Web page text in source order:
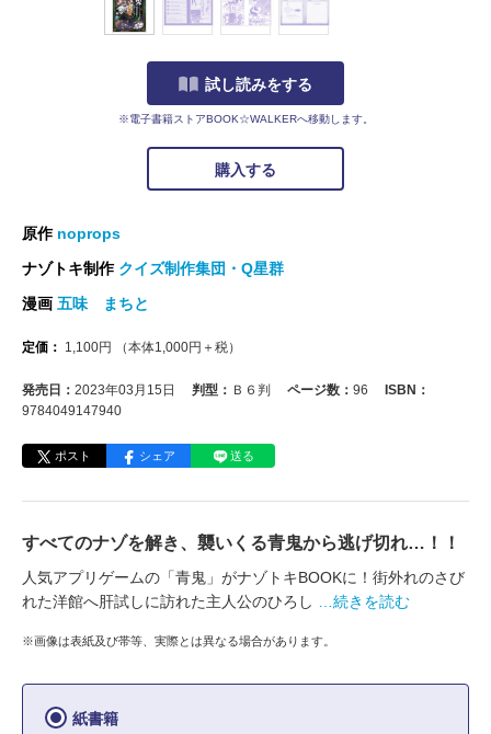
試し読みをする
※電子書籍ストアBOOK☆WALKERへ移動します。
購入する
原作 noprops
ナゾトキ制作 クイズ制作集団・Q星群
漫画 五味 まちと
定価： 1,100円 （本体1,000円＋税）
発売日： 2023年03月15日 判型： Ｂ６判 ページ数： 96
ISBN：
9784049147940
ポスト シェア 送る
すべてのナゾを解き、襲いくる青鬼から逃げ切れ…！！
人気アプリゲームの「青鬼」がナゾトキBOOKに！街外れのさび
れた洋館へ肝試しに訪れた主人公のひろし
…続きを読む
※画像は表紙及び帯等、実際とは異なる場合があります。
紙書籍